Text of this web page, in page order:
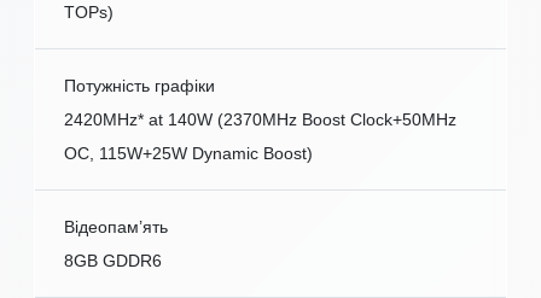
TOPs)
Потужність графіки
2420MHz* at 140W (2370MHz Boost Clock+50MHz
OC, 115W+25W Dynamic Boost)
Відеопам’ять
8GB GDDR6